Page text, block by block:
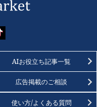
AIお役立ち記事一覧
広告掲載のご相談
使い方/よくある質問